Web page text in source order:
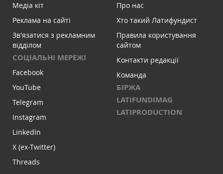
Медіа кіт
Реклама на сайті
Зв'язатися з рекламним
відділом
СОЦІАЛЬНІ МЕРЕЖІ
Facebook
YouTube
Telegram
Instagram
LinkedIn
X (ex-Twitter)
Threads
Про нас
Хто такий Латифундист
Правила користування
сайтом
Контакти редакції
Команда
БІРЖА
LATIFUNDIMAG
LATIPRODUCTION